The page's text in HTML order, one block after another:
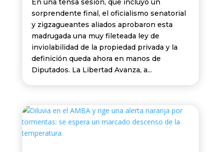
En una tensa sesión, que incluyó un
sorprendente final, el oficialismo senatorial
y zigzagueantes aliados aprobaron esta
madrugada una muy fileteada ley de
inviolabilidad de la propiedad privada y la
definición queda ahora en manos de
Diputados. La Libertad Avanza, a...